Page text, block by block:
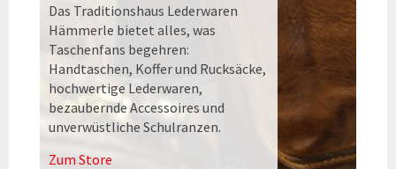
Das Traditionshaus Lederwaren
Hämmerle bietet alles, was
Taschenfans begehren:
Handtaschen, Koffer und Rucksäcke,
hochwertige Lederwaren,
bezaubernde Accessoires und
unverwüstliche Schulranzen.
Zum Store